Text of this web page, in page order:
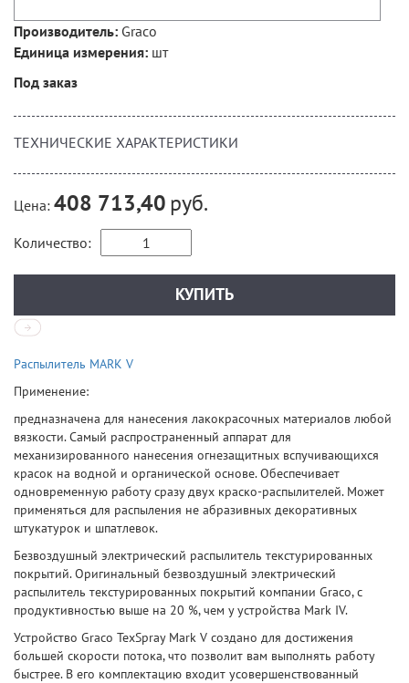
Производитель: Graco
Единица измерения: шт
Под заказ
ТЕХНИЧЕСКИЕ ХАРАКТЕРИСТИКИ
Цена: 408 713,40 руб.
Количество:
Распылитель MARK V
Применение:
предназначена для нанесения лакокрасочных материалов любой
вязкости. Самый распространенный аппарат для
механизированного нанесения огнезащитных вспучивающихся
красок на водной и органической основе. Обеспечивает
одновременную работу сразу двух краско-распылителей. Может
применяться для распыления не абразивных декоративных
штукатурок и шпатлевок.
Безвоздушный электрический распылитель текстурированных
покрытий. Оригинальный безвоздушный электрический
распылитель текстурированных покрытий компании Graco, с
продуктивностью выше на 20 %, чем у устройства Mark IV.
Устройство Graco TexSpray Mark V создано для достижения
большей скорости потока, что позволит вам выполнять работу
быстрее. В его комплектацию входит усовершенствованный